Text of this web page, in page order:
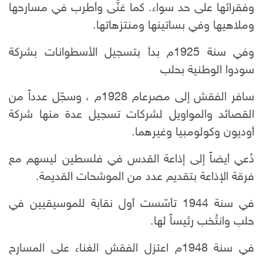
وفقرائها على حد سواء. كما غنَّى وأطرب في مسارحها
وملاهيها وفي بساتينها ومنتزهاتها.
وفي سنة 1925م بدأ بتسجيل الأسطوانات بشركة
سودوا الوطنية بحلب
سافر الفقش إلى مصرعام 1928م ، وسجّل عدداً من
القصائد والمواويل لشركات تسجيل عدة منها شركة
أوديون وكولومبيا وغيرهما.
دُعي أيضاً إلى إذاعة القدس في فلسطين ليسهم مع
فرقة الإذاعة بتقديم عدد من الموشحات القديمة.
في سنة 1944 تأسّست أول نقابة للموسيقيين في
حلب وانتُخب رئيساً لها.
في سنة 1948م اعتزل الفقش الغناء على المسارح